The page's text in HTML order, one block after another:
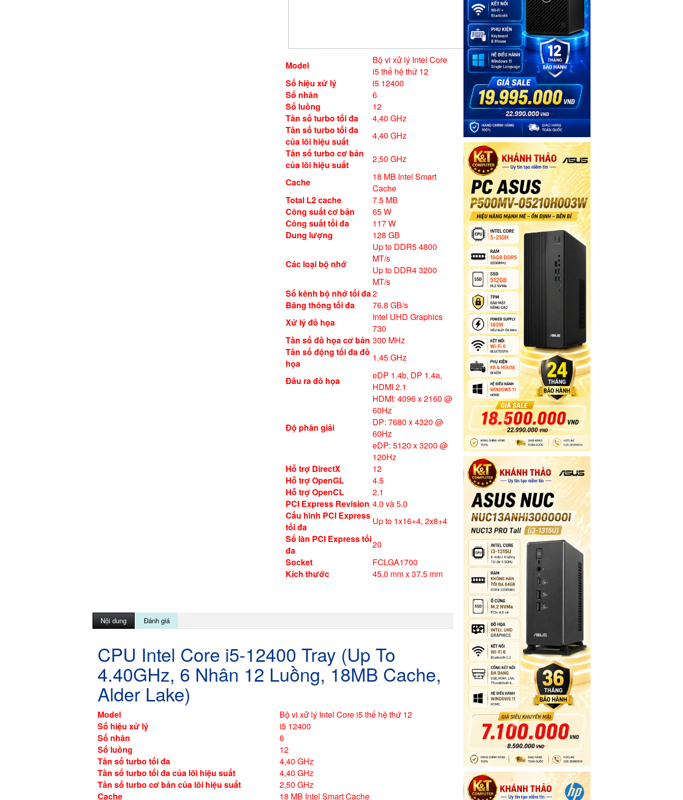
Model
Bộ vi xử lý Intel Core
i5 thế hệ thứ 12
Số hiệu xử lý
i5 12400
Số nhân
6
Số luồng
12
Tần số turbo tối đa
4,40 GHz
Tần số turbo tối đa
của lõi hiệu suất
4,40 GHz
Tần số turbo cơ bản
của lõi hiệu suất
2,50 GHz
Cache
18 MB Intel Smart
Cache
Total L2 cache
7.5 MB
Công suất cơ bản
65 W
Công suất tối đa
117 W
Dung lượng
128 GB
Các loại bộ nhớ
Up to DDR5 4800
MT/s
Up to DDR4 3200
MT/s
Số kênh bộ nhớ tối đa2
Băng thông tối đa
76.8 GB/s
Xử lý đồ họa
Intel UHD Graphics
730
Tần số đồ họa cơ bản 300 MHz
Tần số động tối đa đồ
họa
1.45 GHz
Đầu ra đồ họa
eDP 1.4b, DP 1.4a,
HDMI 2.1
Độ phân giải
HDMI: 4096 x 2160 @
60Hz
DP: 7680 x 4320 @
60Hz
eDP: 5120 x 3200 @
120Hz
Hỗ trợ DirectX
12
Hỗ trợ OpenGL
4.5
Hỗ trợ OpenCL
2.1
PCI Express Revision 4.0 và 5.0
Cấu hình PCI Express
tối đa
Up to 1x16+4, 2x8+4
Số làn PCI Express tối
đa
20
Socket
FCLGA1700
Kích thước
45.0 mm x 37.5 mm
Nội dung Đánh giá
CPU Intel Core i5-12400 Tray (Up To
4.40GHz, 6 Nhân 12 Luồng, 18MB Cache,
Alder Lake)
Model
Bộ vi xử lý Intel Core i5 thế hệ thứ 12
Số hiệu xử lý
i5 12400
Số nhân
6
Số luồng
12
Tần số turbo tối đa
4,40 GHz
Tần số turbo tối đa của lõi hiệu suất
4,40 GHz
Tần số turbo cơ bản của lõi hiệu suất
2,50 GHz
Cache
18 MB Intel Smart Cache